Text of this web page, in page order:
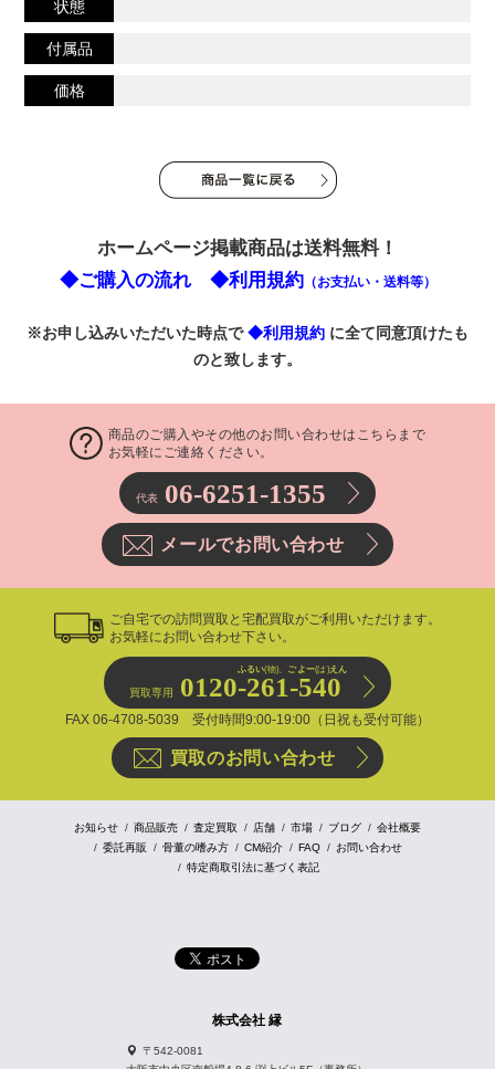
状態
付属品
価格
ホームページ掲載商品は送料無料！
◆ご購入の流れ
◆利用規約 （お支払い・送料等）
※お申し込みいただいた時点で◆利用規約 に全て同意頂けたも
のと致します。
商品のご購入やその他のお問い合わせはこちらまで
お気軽にご連絡ください。
代表 06-6251-1355
メールでお問い合わせ
ご自宅での訪問買取と宅配買取がご利用いただけます。
お気軽にお問い合わせ下さい。
ふるい(物)、 ごよー(は)えん
買取専用 0120-261-540
FAX 06-4708-5039 受付時間9:00-19:00（日祝も受付可能）
買取のお問い合わせ
お知らせ 商品販売 査定買取 店舗 市場 ブログ
会社概要
委託再販
骨董の嗜み方 CM紹介 FAQ
お問い合わせ
特定商取引法に基づく表記
株式会社 縁
〒542-0081